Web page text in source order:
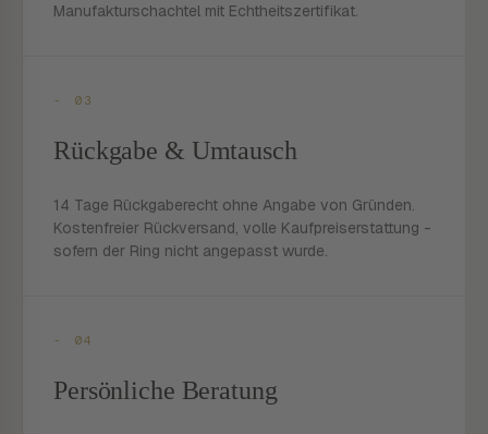
Manufakturschachtel mit Echtheitszertifikat.
- 03
Rückgabe & Umtausch
14 Tage Rückgaberecht ohne Angabe von Gründen.
Kostenfreier Rückversand, volle Kaufpreiserstattung -
sofern der Ring nicht angepasst wurde.
- 04
Persönliche Beratung